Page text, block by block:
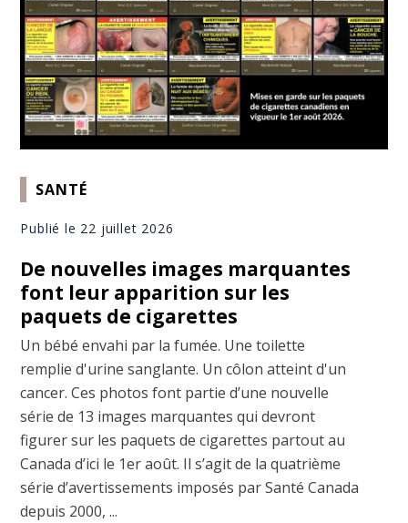
SANTÉ
Publié le 22 juillet 2026
De nouvelles images marquantes
font leur apparition sur les
paquets de cigarettes
Un bébé envahi par la fumée. Une toilette
remplie d'urine sanglante. Un côlon atteint d'un
cancer. Ces photos font partie d’une nouvelle
série de 13 images marquantes qui devront
figurer sur les paquets de cigarettes partout au
Canada d’ici le 1er août. Il s’agit de la quatrième
série d’avertissements imposés par Santé Canada
depuis 2000, ...